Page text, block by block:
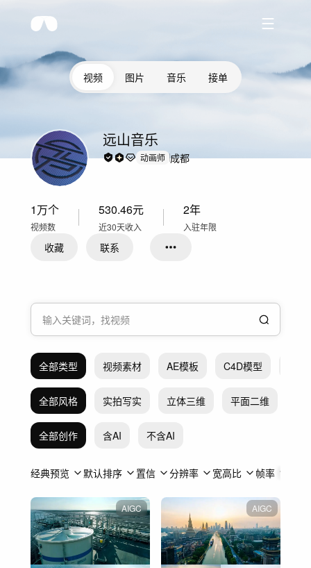
远山音乐
动画师 成都
视频 图片 音乐 接单
1万个
视频数
530.46元
近30天收入
2年
入驻年限
收藏 联系
全部类型 视频素材 AE模板 C4D模型
全部风格 实拍写实 立体三维 平面二维
全部创作 含AI 不含AI
经典预览 默认排序 置信 分辨率 宽高比 帧率
AIGC AIGC